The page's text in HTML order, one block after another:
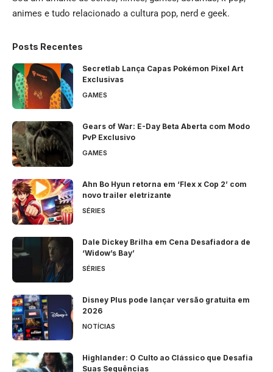
animes e tudo relacionado a cultura pop, nerd e geek.
Posts Recentes
Secretlab Lança Capas Pokémon Pixel Art
Exclusivas
GAMES
Gears of War: E-Day Beta Aberta com Modo
PvP Exclusivo
GAMES
Ahn Bo Hyun retorna em ‘Flex x Cop 2’ com
novo trailer eletrizante
SÉRIES
Dale Dickey Brilha em Cena Desafiadora de
‘Widow’s Bay’
SÉRIES
Disney Plus pode lançar versão gratuita em
2026
NOTÍCIAS
Highlander: O Culto ao Clássico que Desafia
Suas Sequências